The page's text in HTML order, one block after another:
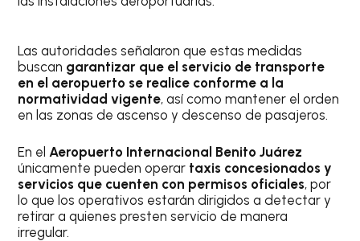
Las autoridades señalaron que estas medidas
buscan garantizar que el servicio de transporte
en el aeropuerto se realice conforme a la
normatividad vigente, así como mantener el orden
en las zonas de ascenso y descenso de pasajeros.
En el Aeropuerto Internacional Benito Juárez
únicamente pueden operar taxis concesionados y
servicios que cuenten con permisos oficiales, por
lo que los operativos estarán dirigidos a detectar y
retirar a quienes presten servicio de manera
irregular.